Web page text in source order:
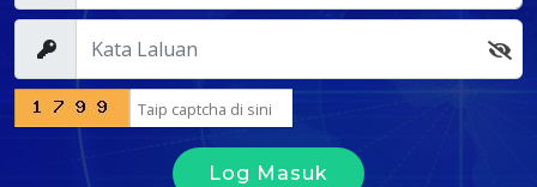
Log Masuk